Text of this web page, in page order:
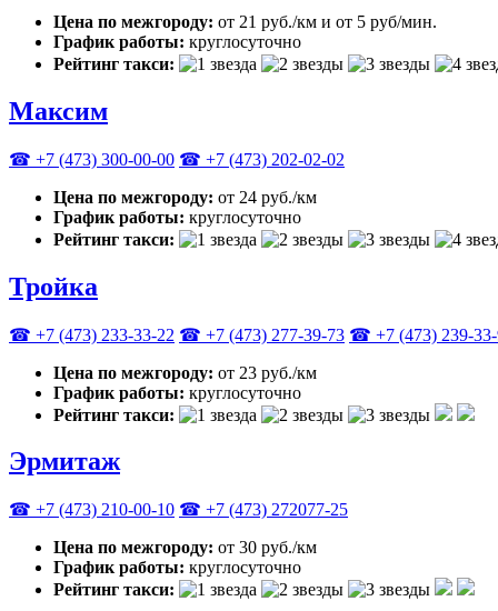
Цена по межгороду: от 21 руб./км и от 5 руб/мин.
График работы: круглосуточно
Рейтинг такси:
Максим
☎ +7 (473) 300-00-00 ☎ +7 (473) 202-02-02
Цена по межгороду: от 24 руб./км
График работы: круглосуточно
Рейтинг такси:
Тройка
☎ +7 (473) 233-33-22 ☎ +7 (473) 277-39-73 ☎ +7 (473) 239-
Цена по межгороду: от 23 руб./км
График работы: круглосуточно
Рейтинг такси:
Эрмитаж
☎ +7 (473) 210-00-10 ☎ +7 (473) 272077-25
Цена по межгороду: от 30 руб./км
График работы: круглосуточно
Рейтинг такси: